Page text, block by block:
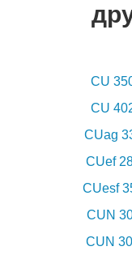
CU
CU
CUag
CUef
CUesf
CUN
CUN